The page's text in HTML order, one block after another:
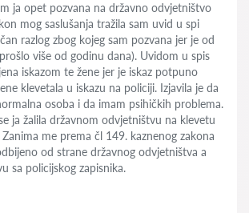
ja opet pozvana na državno odvjetništvo
mog saslušanja tražila sam uvid u spi
razlog zbog kojeg sam pozvana jer je od
više od godinu dana). Uvidom u spis
iskazom te žene jer je iskaz potpuno
klevetala u iskazu na policiji. Izjavila je da
osoba i da imam psihičkih problema.
ja žalila državnom odvjetništvu na klevetu
me prema čl 149. kaznenog zakona
od strane državnog odvjetništva a
sa policijskog zapisnika.